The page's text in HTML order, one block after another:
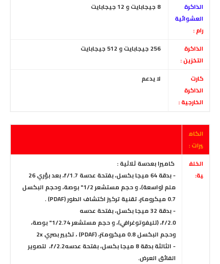
الذاكرة
العشوائية
رام :
الذاكرة
التخزين :
كارت
الذاكرة
الخارجية :
لا يدعم
الكام
يرات :
الخلف
ية:
كاميرا بعدسة ثلاثية :
- بدقة 64 ميجا بكسل، بفتحة عدسة f/1.7، بعد بؤري 26
ملم (واسعة)، و حجم مستشعر 1/2" بوصة، وحجم البكسل
0.7 ميكرومتر، تقنية تركيز اكتشاف الطور (PDAF) .
- بدقة 32 ميجا بكسل، بفتحة عدسه
f/2.0،
(تليفوتوغرافي)، و حجم مستشعر 1/2.74" بوصة،
وحجم البكسل 0.8 ميكرومتر،
(PDAF) ، تكبير بصري 2x
- الثالثة بدقة 8 ميجا بكسل، بفتحة عدسهf/2.2
، لتصوير
الفائق العرض.